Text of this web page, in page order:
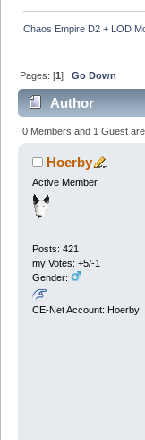
Chaos Empire D2 + LOD
Pages: [1]Go Down
Author
0 Members and 1 Guest
Hoerby
Active Member
Posts: 421
my Votes: +5/-1
Gender:
CE-Net Account: Hoerby